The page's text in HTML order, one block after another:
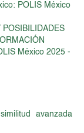
POLIS México
POSIBILIDADES
México 2025 -
avanzada